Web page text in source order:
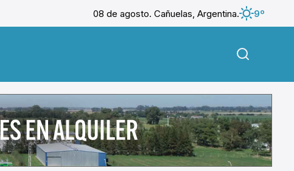
08 de agosto. Cañuelas, Argentina.
9º